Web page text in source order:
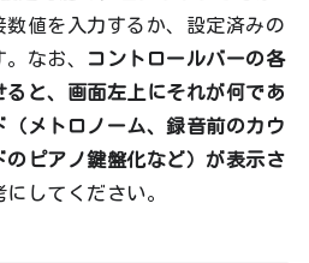
数値を入力するか、設定済みの
なお、
コントロールバーの各
と、画面左上にそれが何であ
メトロノーム、録音前のカウ
のピアノ鍵盤化など）が表示さ
してください。